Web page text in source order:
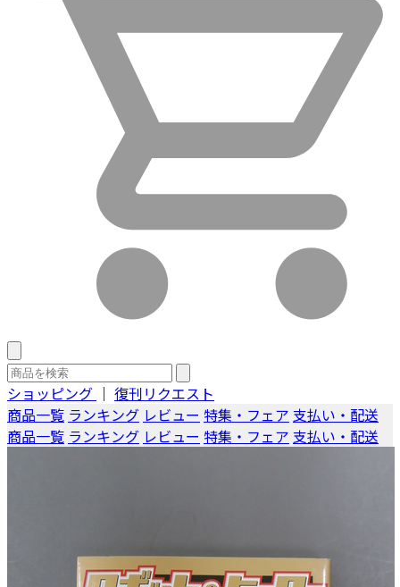
ショッピング ｜ 復刊リクエスト
商品一覧 ランキング レビュー 特集・フェア 支払い・配送
商品一覧 ランキング レビュー 特集・フェア 支払い・配送